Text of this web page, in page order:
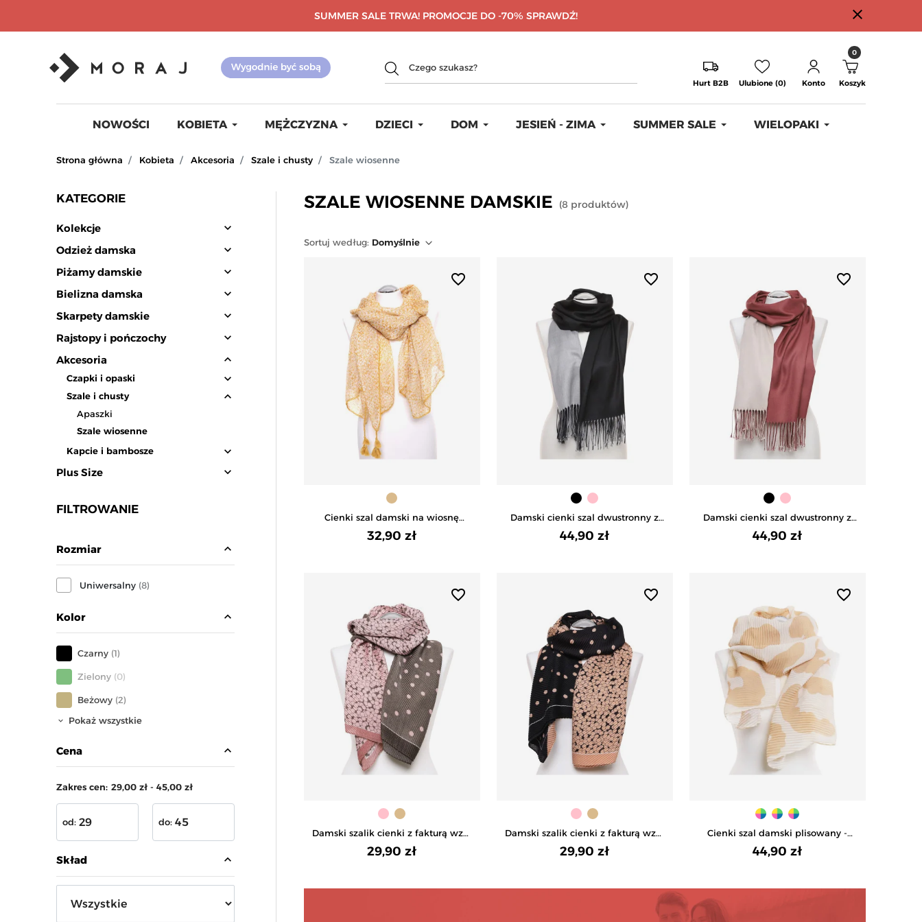
SUMMER SALE TRWA! PROMOCJE DO -70% SPRAWDŹ! close
Hurt B2B Ulubione (0) Konto
0
Koszyk
NOWOŚCI KOBIETA MĘŻCZYZNA DZIECI DOM JESIEŃ - ZIMA SUMMER SALE WIELOPAKI
Strona główna Kobieta Akcesoria Szale i chusty Szale wiosenne
KATEGORIE
Kolekcje expand_more
Odzież damska expand_more
Piżamy damskie expand_more
Bielizna damska expand_more
Skarpety damskie expand_more
Rajstopy i pończochy expand_more
Akcesoria expand_less
Czapki i opaski expand_more
Szale i chusty expand_less
Apaszki
Szale wiosenne
Kapcie i bambosze
expand_more
Plus Size expand_more
FILTROWANIE
Rozmiar expand_less
Uniwersalny (8)
Kolor expand_less
Czarny (1)
Zielony (0)
Beżowy (2)
Pokaż wszystkie
Cena expand_less
Zakres cen: 29,00 zł - 45,00 zł
od: do:
Skład expand_less
SZALE WIOSENNE DAMSKIE (8 produktów)
Sortuj według: Domyślnie
favorite_border
Cienki szal damski na wiosnę
orientalny wzór - BEŻOWY
32,90 zł
favorite_border
Damski cienki szal dwustronny z
frędzlami - CZARNY
44,90 zł
favorite_border
Damski cienki szal dwustronny z
frędzlami - RÓŻOWY
44,90 zł
favorite_border
Damski szalik cienki z fakturą wzór
w groszki - RÓŻOWY
29,90 zł
favorite_border
Damski szalik cienki z fakturą wzór
w groszki - BEŻOWY
29,90 zł
favorite_border
Cienki szal damski plisowany -
WZÓR 1
44,90 zł